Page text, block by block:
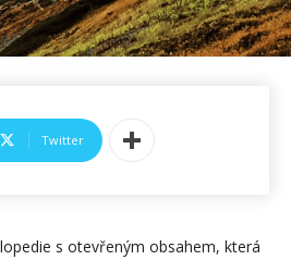
Twitter
s otevřeným obsahem, která